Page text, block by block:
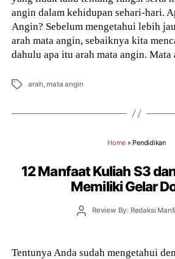
angin dalam kehidupan sehari-hari.
Angin? Sebelum mengetahui lebih
arah mata angin, sebaiknya kita
dahulu apa itu arah mata angin.
Tags arah,mata angin
Home » Pendidikan
12 Manfaat Kuliah S3
Memiliki Gelar
PostReview By: Redaksi
Tentunya Anda sudah mengetahui